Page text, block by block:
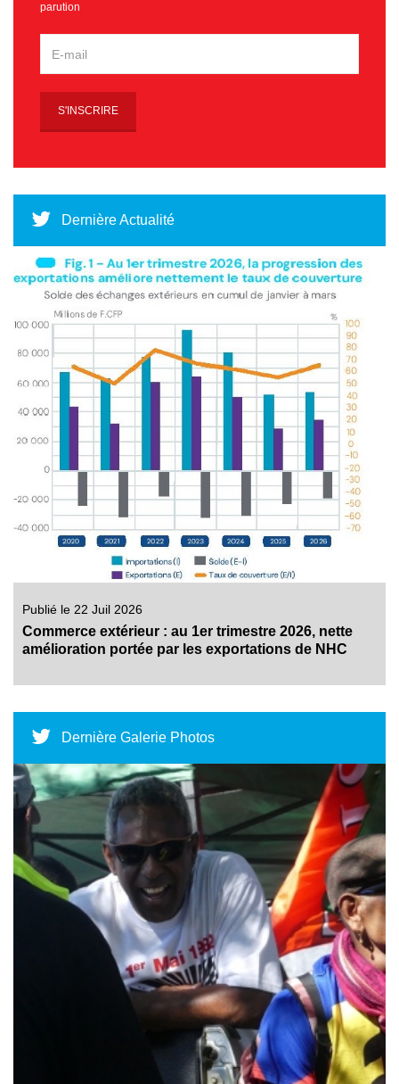
parution
Dernière Actualité
Publié le 22 Juil 2026
Commerce extérieur : au 1er trimestre 2026, nette
amélioration portée par les exportations de NHC
Dernière Galerie Photos